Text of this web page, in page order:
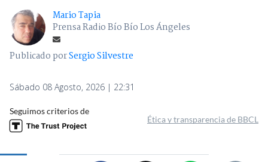
Mario Tapia
Prensa Radio Bío Bío Los Ángeles
Publicado porSergio Silvestre
Sábado 08 Agosto, 2026 | 22:31
Seguimos criterios de
Ética y transparencia de BBCL